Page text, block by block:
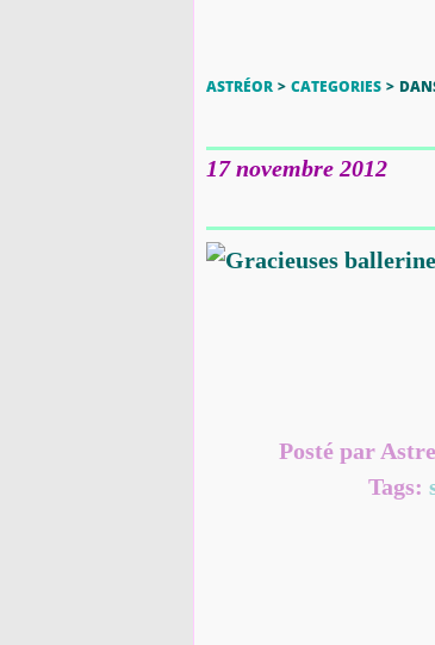
ASTRÉOR > CATEGORIES >
17 novembre 2012
Posté par
Tags: